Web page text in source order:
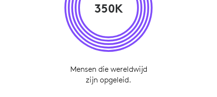
350K
Mensen die wereldwijd
zijn opgeleid.